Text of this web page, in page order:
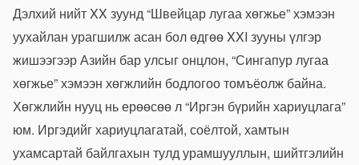
Дэлхий нийт XX зуунд “Швейцар лугаа хөгжье” хэмээн
уухайлан урагшилж асан бол өдгөө XXI зууны үлгэр
жишээгээр Азийн бар улсыг онцлон, “Сингапур лугаа
хөгжье” хэмээн хөгжлийн бодлогоо томъёолж байна.
Хөгжлийн нууц нь ерөөсөө л “Иргэн бүрийн хариуцлага”
юм. Иргэдийг хариуцлагатай, соёлтой, хамтын
ухамсартай байлгахын тулд урамшууллын, шийтгэлийн